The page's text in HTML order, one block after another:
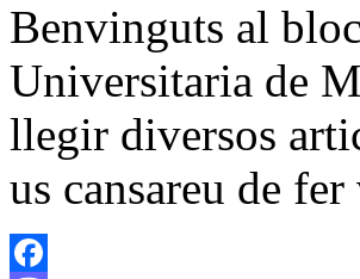
Benvinguts al
Universitaria de
llegir diversos
us cansareu de